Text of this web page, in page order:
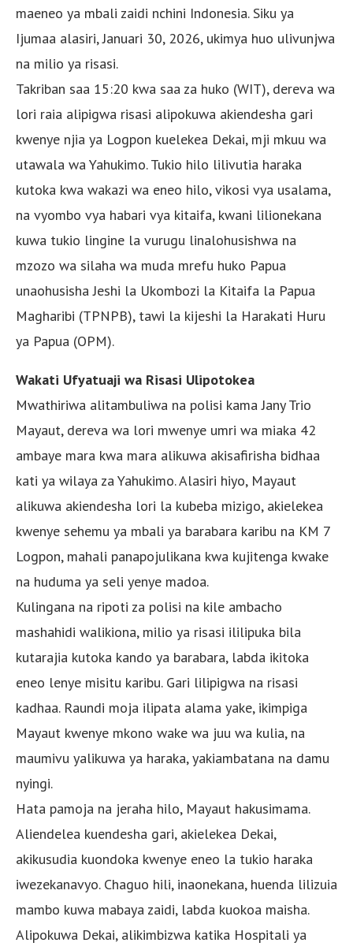
maeneo ya mbali zaidi nchini Indonesia. Siku ya
Ijumaa alasiri, Januari 30, 2026, ukimya huo ulivunjwa
na milio ya risasi.
Takriban saa 15:20 kwa saa za huko (WIT), dereva wa
lori raia alipigwa risasi alipokuwa akiendesha gari
kwenye njia ya Logpon kuelekea Dekai, mji mkuu wa
utawala wa Yahukimo. Tukio hilo lilivutia haraka
kutoka kwa wakazi wa eneo hilo, vikosi vya usalama,
na vyombo vya habari vya kitaifa, kwani lilionekana
kuwa tukio lingine la vurugu linalohusishwa na
mzozo wa silaha wa muda mrefu huko Papua
unaohusisha Jeshi la Ukombozi la Kitaifa la Papua
Magharibi (TPNPB), tawi la kijeshi la Harakati Huru
ya Papua (OPM).
Wakati Ufyatuaji wa Risasi Ulipotokea
Mwathiriwa alitambuliwa na polisi kama Jany Trio
Mayaut, dereva wa lori mwenye umri wa miaka 42
ambaye mara kwa mara alikuwa akisafirisha bidhaa
kati ya wilaya za Yahukimo. Alasiri hiyo, Mayaut
alikuwa akiendesha lori la kubeba mizigo, akielekea
kwenye sehemu ya mbali ya barabara karibu na KM 7
Logpon, mahali panapojulikana kwa kujitenga kwake
na huduma ya seli yenye madoa.
Kulingana na ripoti za polisi na kile ambacho
mashahidi walikiona, milio ya risasi ililipuka bila
kutarajia kutoka kando ya barabara, labda ikitoka
eneo lenye misitu karibu. Gari lilipigwa na risasi
kadhaa. Raundi moja ilipata alama yake, ikimpiga
Mayaut kwenye mkono wake wa juu wa kulia, na
maumivu yalikuwa ya haraka, yakiambatana na damu
nyingi.
Hata pamoja na jeraha hilo, Mayaut hakusimama.
Aliendelea kuendesha gari, akielekea Dekai,
akikusudia kuondoka kwenye eneo la tukio haraka
iwezekanavyo. Chaguo hili, inaonekana, huenda lilizuia
mambo kuwa mabaya zaidi, labda kuokoa maisha.
Alipokuwa Dekai, alikimbizwa katika Hospitali ya